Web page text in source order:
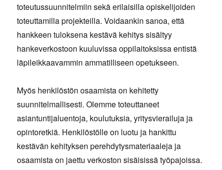
toteutussuunnitelmiin sekä erilaisilla opiskelijoiden
toteuttamilla projekteilla. Voidaankin sanoa, että
hankkeen tuloksena kestävä kehitys sisältyy
hankeverkostoon kuuluvissa oppilaitoksissa entistä
läpileikkaavammin ammatilliseen opetukseen.
Myös henkilöstön osaamista on kehitetty
suunnitelmallisesti. Olemme toteuttaneet
asiantuntijaluentoja, koulutuksia, yritysvierailuja ja
opintoretkiä. Henkilöstölle on luotu ja hankittu
kestävän kehityksen perehdytysmateriaaleja ja
osaamista on jaettu verkoston sisäisissä työpajoissa.